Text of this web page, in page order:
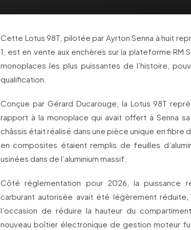
Cette Lotus 98T, pilotée par Ayrton Senna à huit
1, est en vente aux enchères sur la plateforme RM
monoplaces les plus puissantes de l’histoire,
qualification.
Conçue par Gérard Ducarouge, la Lotus 98T
rapport à la monoplace qui avait offert à Senna
châssis était réalisé dans une pièce unique en fibre
en composites étaient remplis de feuilles
usinées dans de l’aluminium massif.
Côté réglementation pour 2026, la puissance
carburant autorisée avait été légèrement
l’occasion de réduire la hauteur du
nouveau boîtier électronique de gestion moteur